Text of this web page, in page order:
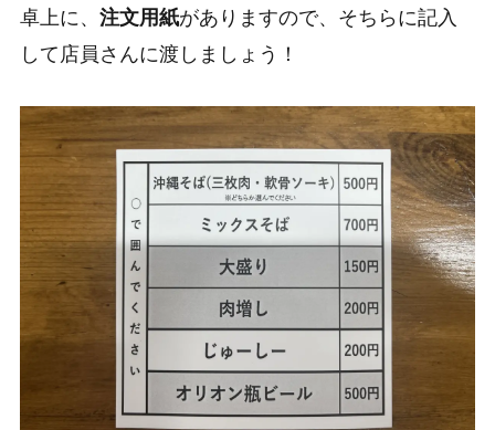
卓上に、 注文用紙がありますので、そちらに記入
して店員さんに渡しましょう！